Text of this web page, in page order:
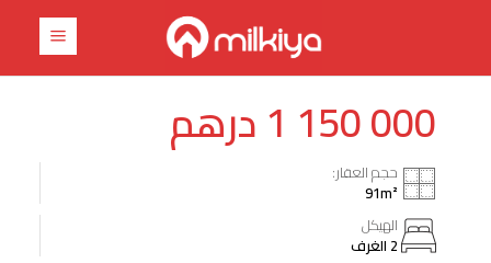
1 150 000درهم
حجم العقار:
91m²
الهيكل
2 الغرف